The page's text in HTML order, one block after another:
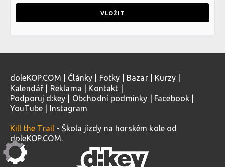
doleKOP.COM Články Fotky Bazar| Kurzy
Kalendář
Reklama Kontakt
Podporuj d:key
Obchodní podmínky Facebook
YouTube
Instagram
Kill the Trail - Škola jízdy na horském kole od
doleKOP.COM.